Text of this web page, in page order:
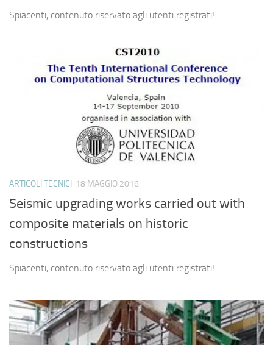
Spiacenti, contenuto riservato agli utenti registrati!
ARTICOLI TECNICI 18 MAGGIO 2016
Seismic upgrading works carried out with
composite materials on historic
constructions
Spiacenti, contenuto riservato agli utenti registrati!